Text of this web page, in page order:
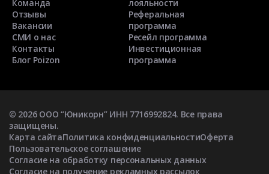
Команда
Отзывы
Вакансии
СМИ о нас
Контакты
Блог Poizon
лояльности
Реферальная
программа
Ресейл программа
Инвестиционная
программа
© 2026ООО “Юникорн” ИНН 7716992824. Все права
защищены.
Карта сайтаПолитика конфиденциальностиОферта
Пользовательское соглашение
Согласие на обработку персональных данных
Согласие на получение рекламных рассылок